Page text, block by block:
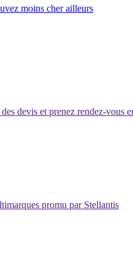
moins cher ailleurs
devis et prenez rendez-vous
promu par Stellantis